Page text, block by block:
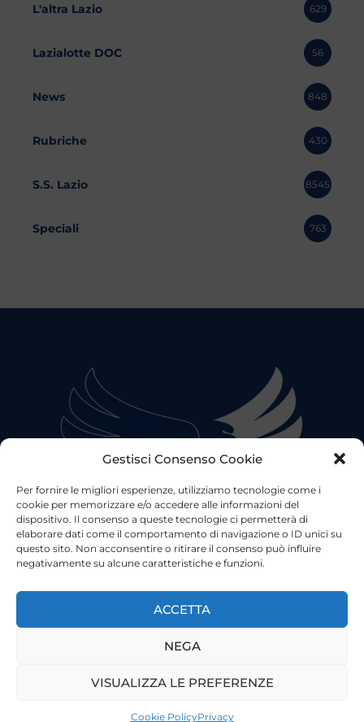
Gestisci Consenso Cookie
Per fornire le migliori esperienze, utilizziamo tecnologie come i
cookie per memorizzare e/o accedere alle informazioni del
dispositivo. Il consenso a queste tecnologie ci permetterà di
elaborare dati come il comportamento di navigazione o ID unici su
questo sito. Non acconsentire o ritirare il consenso può influire
negativamente su alcune caratteristiche e funzioni.
ACCETTA
NEGA
VISUALIZZA LE PREFERENZE
Cookie PolicyPrivacy
L'altra Lazio 629
Lazialotte DOC 56
News 848
Rubriche 430
S.S. Lazio 8545
Speciali 763
©2023 Tutti i diritti riservatiLazio Live TV